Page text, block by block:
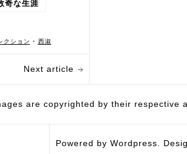
奇な生涯
クション • 西淑
Next article
are copyrighted by their respective
Powered by Wordpress.